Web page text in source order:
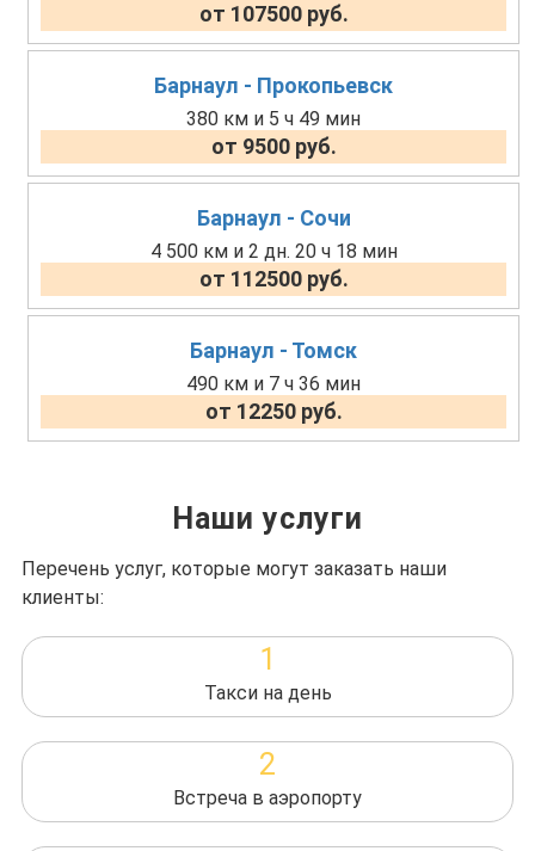
от 107500 руб.
Барнаул - Прокопьевск
380 км и 5 ч 49 мин
от 9500 руб.
Барнаул - Сочи
4 500 км и 2 дн. 20 ч 18 мин
от 112500 руб.
Барнаул - Томск
490 км и 7 ч 36 мин
от 12250 руб.
Наши услуги
Перечень услуг, которые могут заказать наши
клиенты:
1
Такси на день
2
Встреча в аэропорту